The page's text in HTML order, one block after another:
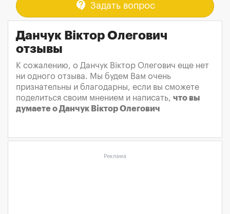
contact_support Задать вопрос
Данчук Віктор Олегович
отзывы
К сожалению, о Данчук Віктор Олегович еще нет
ни одного отзыва. Мы будем Вам очень
признательны и благодарны, если вы сможете
поделиться своим мнением и написать, что вы
думаете о Данчук Віктор Олегович
Реклама